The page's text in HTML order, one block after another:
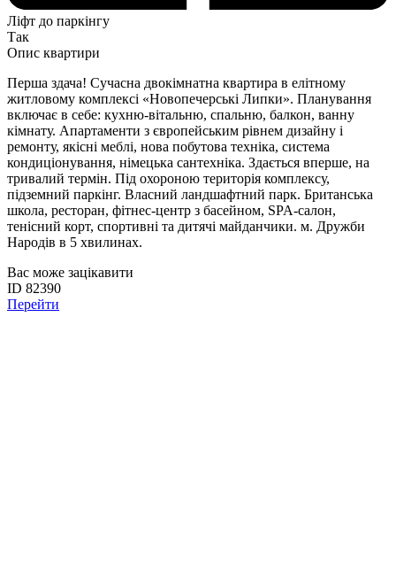
Ліфт до паркінгу
Так
Опис квартири
Перша здача! Сучасна двокімнатна квартира в елітному
житловому комплексі «Новопечерські Липки». Планування
включає в себе: кухню-вітальню, спальню, балкон, ванну
кімнату. Апартаменти з європейським рівнем дизайну і
ремонту, якісні меблі, нова побутова техніка, система
кондиціонування, німецька сантехніка. Здається вперше, на
тривалий термін. Під охороною територія комплексу,
підземний паркінг. Власний ландшафтний парк. Британська
школа, ресторан, фітнес-центр з басейном, SPA-салон,
тенісний корт, спортивні та дитячі майданчики. м. Дружби
Народів в 5 хвилинах.
Вас може зацікавити
ID 82390
Перейти